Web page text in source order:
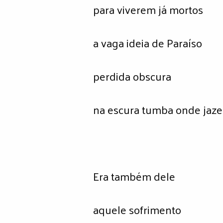
para viverem já mortos
a vaga ideia de Paraíso
perdida obscura
na escura tumba onde
Era também dele
aquele sofrimento